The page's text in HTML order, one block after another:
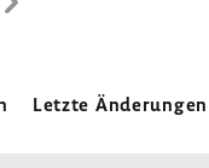
zur
Letzte Änderungen